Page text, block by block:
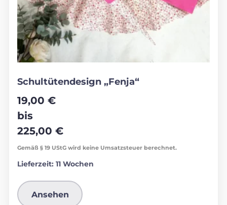
Schultütendesign „Fenja“
19,00 €
bis
225,00 €
Gemäß § 19 UStG wird keine Umsatzsteuer berechnet.
Lieferzeit: 11 Wochen
Ansehen